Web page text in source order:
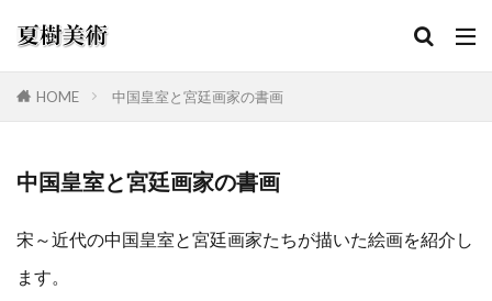
HOME 中国皇室と宮廷画家の書画
中国皇室と宮廷画家の書画
宋～近代の中国皇室と宮廷画家たちが描いた絵画を紹介し
ます。
カテゴリー
検索